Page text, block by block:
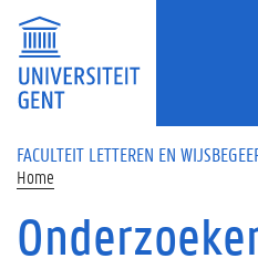
Overslaan en naar de inhoud gaan
FACULTEIT LETTEREN EN
Home